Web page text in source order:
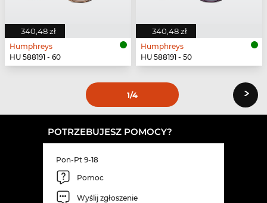
340,48 zł
Humphreys
HU 588191 - 60
340,48 zł
Humphreys
HU 588191 - 50
1/4 ›
POTRZEBUJESZ POMOCY?
Pon-Pt 9-18
Pomoc
Wyślij zgłoszenie